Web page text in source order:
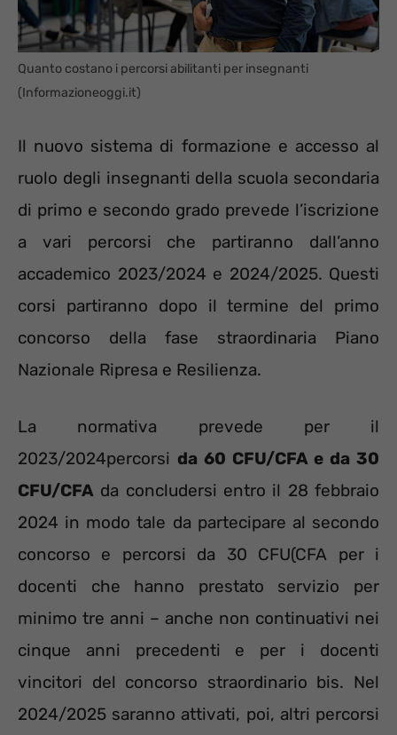
Quanto costano i percorsi abilitanti per insegnanti
(Informazioneoggi.it)
Il nuovo sistema di formazione e accesso al
ruolo degli insegnanti della scuola secondaria
di primo e secondo grado prevede l’iscrizione
a vari percorsi che partiranno dall’anno
accademico 2023/2024 e 2024/2025. Questi
corsi partiranno dopo il termine del primo
concorso della fase straordinaria Piano
Nazionale Ripresa e Resilienza.
La normativa prevede per il
2023/2024percorsi da 60 CFU/CFA e da 30
CFU/CFA da concludersi entro il 28 febbraio
2024 in modo tale da partecipare al secondo
concorso e percorsi da 30 CFU(CFA per i
docenti che hanno prestato servizio per
minimo tre anni – anche non continuativi nei
cinque anni precedenti e per i docenti
vincitori del concorso straordinario bis. Nel
2024/2025 saranno attivati, poi, altri percorsi